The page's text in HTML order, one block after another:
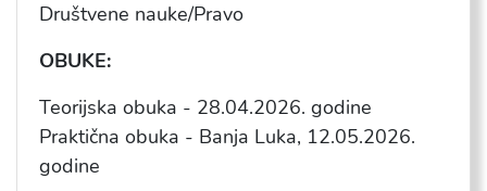
Društvene nauke/Pravo
OBUKE:
Teorijska obuka - 28.04.2026. godine
Praktična obuka - Banja Luka, 12.05.2026.
godine